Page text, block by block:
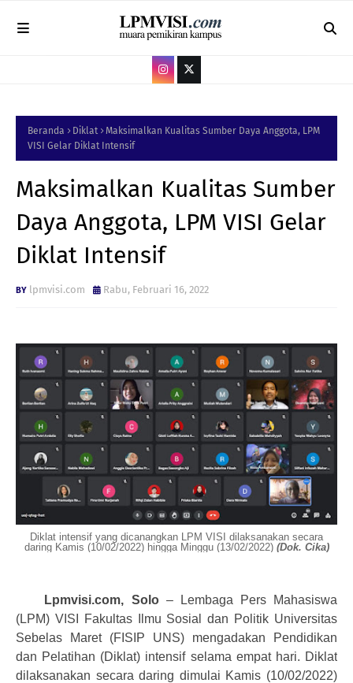
Beranda Diklat
Maksimalkan Kualitas Sumber Daya Anggota, LPM
VISI Gelar Diklat Intensif
Maksimalkan Kualitas Sumber
Daya Anggota, LPM VISI Gelar
Diklat Intensif
lpmvisi.com Rabu, Februari 16, 2022
Diklat intensif yang dicanangkan LPM VISI dilaksanakan secara
daring Kamis (10/02/2022) hingga Minggu (13/02/2022) (Dok. Cika)
Lpmvisi.com, Solo – Lembaga Pers Mahasiswa
(LPM) VISI Fakultas Ilmu Sosial dan Politik Universitas
Sebelas Maret (FISIP UNS) mengadakan Pendidikan
dan Pelatihan (Diklat) intensif selama empat hari. Diklat
dilaksanakan secara daring dimulai Kamis (10/02/2022)